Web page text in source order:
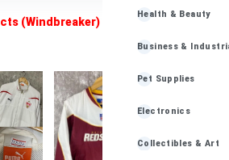
(windbreaker)
Health & Beauty
Business &
Pet Supplies
Electronics
Collectibles & Art